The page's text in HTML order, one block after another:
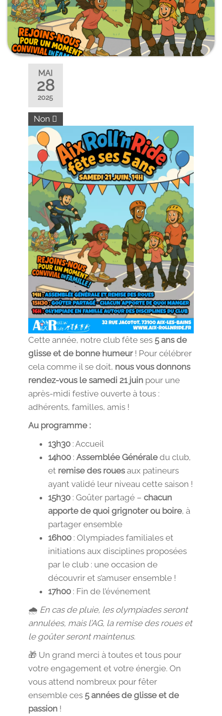
MAI
28
2025
Non
Cette année, notre club fête ses 5 ans de
glisse et de bonne humeur! Pour célébrer
cela comme il se doit, nous vous donnons
rendez-vous le samedi 21 juinpour une
après-midi festive ouverte à tous :
adhérents, familles, amis !
Au programme :
13h30: Accueil
14h00: Assemblée Généraledu club,
et remise des rouesaux patineurs
ayant validé leur niveau cette saison !
15h30: Goûter partagé – chacun
apporte de quoi grignoter ou boire, à
partager ensemble
16h00: Olympiades familiales et
initiations aux disciplines proposées
par le club : une occasion de
découvrir et s’amuser ensemble !
17h00: Fin de l’événement
🌧️ En cas de pluie, les olympiades seront
annulées, mais l’AG, la remise des roues et
le goûter seront maintenus.
🎁 Un grand merci à toutes et tous pour
votre engagement et votre énergie. On
vous attend nombreux pour fêter
ensemble ces 5 années de glisse et de
passion!